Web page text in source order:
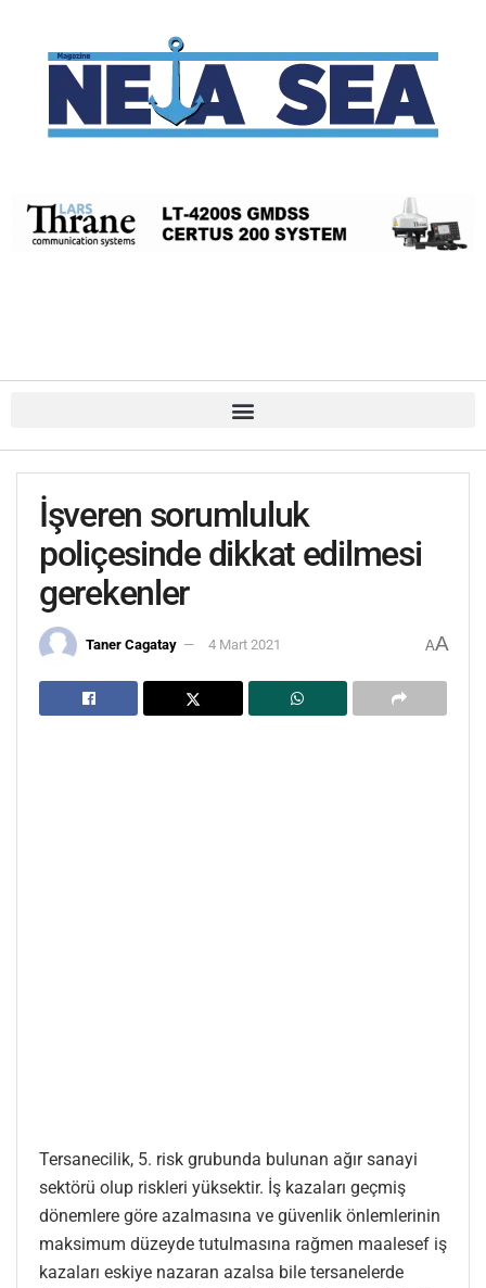
İşveren sorumluluk
poliçesinde dikkat edilmesi
gerekenler
Taner Cagatay 4 Mart 2021 AA
Tersanecilik, 5. risk grubunda bulunan ağır sanayi
sektörü olup riskleri yüksektir. İş kazaları geçmiş
dönemlere göre azalmasına ve güvenlik önlemlerinin
maksimum düzeyde tutulmasına rağmen maalesef iş
kazaları eskiye nazaran azalsa bile tersanelerde